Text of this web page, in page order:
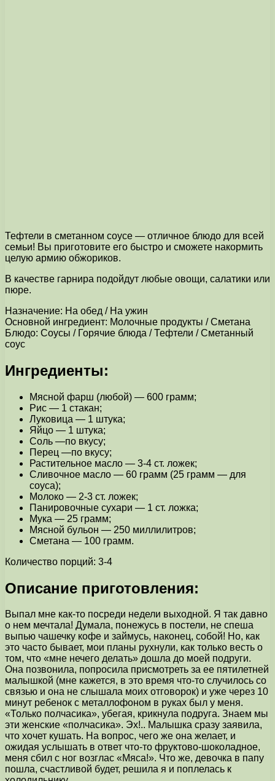
Тефтели в сметанном соусе — отличное блюдо для всей
семьи! Вы приготовите его быстро и сможете накормить
целую армию обжориков.
В качестве гарнира подойдут любые овощи, салатики или
пюре.
Назначение: На обед / На ужин
Основной ингредиент: Молочные продукты / Сметана
Блюдо: Соусы / Горячие блюда / Тефтели / Сметанный
соус
Ингредиенты:
Мясной фарш (любой) — 600 грамм;
Рис — 1 стакан;
Луковица — 1 штука;
Яйцо — 1 штука;
Соль —по вкусу;
Перец —по вкусу;
Растительное масло — 3-4 ст. ложек;
Сливочное масло — 60 грамм (25 грамм — для
соуса);
Молоко — 2-3 ст. ложек;
Панировочные сухари — 1 ст. ложка;
Мука — 25 грамм;
Мясной бульон — 250 миллилитров;
Сметана — 100 грамм.
Количество порций: 3-4
Описание приготовления:
Выпал мне как-то посреди недели выходной. Я так давно
о нем мечтала! Думала, понежусь в постели, не спеша
выпью чашечку кофе и займусь, наконец, собой! Но, как
это часто бывает, мои планы рухнули, как только весть о
том, что «мне нечего делать» дошла до моей подруги.
Она позвонила, попросила присмотреть за ее пятилетней
малышкой (мне кажется, в это время что-то случилось со
связью и она не слышала моих отговорок) и уже через 10
минут ребенок с металлофоном в руках был у меня.
«Только полчасика», убегая, крикнула подруга. Знаем мы
эти женские «полчасика». Эх!.. Малышка сразу заявила,
что хочет кушать. На вопрос, чего же она желает, и
ожидая услышать в ответ что-то фруктово-шоколадное,
меня сбил с ног возглас «Мяса!». Что же, девочка в папу
пошла, счастливой будет, решила я и поплелась к